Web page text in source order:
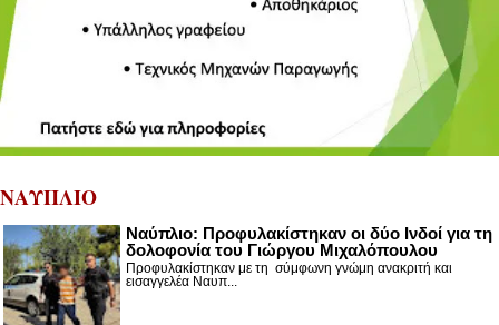
ΝΑΥΠΛΙΟ
Ναύπλιο: Προφυλακίστηκαν οι δύο Ινδοί για τη
δολοφονία του Γιώργου Μιχαλόπουλου
Προφυλακίστηκαν με τη σύμφωνη γνώμη ανακριτή και
εισαγγελέα Ναυπ...